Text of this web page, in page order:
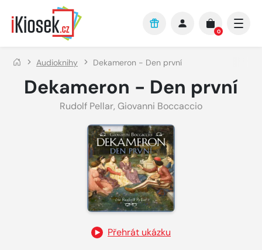
Přejít na hlavní obsah
0
Audioknihy Dekameron - Den první
Dekameron - Den první
Rudolf Pellar, Giovanni Boccaccio
Přehrát ukázku